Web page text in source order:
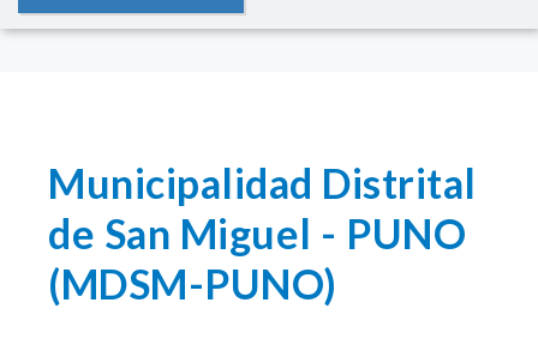
Municipalidad Distrital
de San Miguel - PUNO
(MDSM-PUNO)